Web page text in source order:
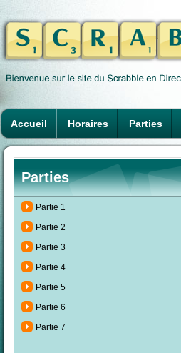
Accueil Horaires Parties
Parties
Partie 1
Partie 2
Partie 3
Partie 4
Partie 5
Partie 6
Partie 7